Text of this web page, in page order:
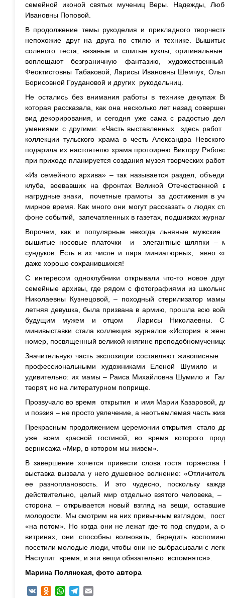
семейной иконой святых мучениц Веры. Надежды,
Ивановны Поповой.
В продолжение темы рукоделия и прикладного
непохожие друг на друга по стилю и технике.
соленого теста, вязаные и сшитые куклы,
воплощают безграничную фантазию,
Феоктистовны Табаковой, Ларисы Ивановны Шемчук,
Борисовной Грудановой и других рукодельниц.
Не остались без внимания работы в технике декупаж
которая рассказала, как она несколько лет назад
вид декорирования, и сегодня уже сама с радостью
умениями с другими: «Часть выставленных здесь
коллекции тульского храма в честь Александра
подарила их настоятелю храма протоирею Виктору
при приходе планируется создания музея творческих
«Из семейного архива» – так называется раздел,
клуба, воевавших на фронтах Великой
нагрудные знаки, почетные грамоты за достижения в
мирное время. Как много они могут рассказать о людях
фоне событий, запечатленных в газетах, подшивках
Впрочем, как и популярные некогда льняные
вышитые носовые платочки и элегантные шляпки –
сундуков. Есть в их числе и пара миниатюрных, явно
даже хорошо сохранившихся!
С интересом одноклубники открывали что-то новое
семейные архивы, где рядом с фотографиями из
Николаевны Кузнецовой, – походный стерилизатор
летняя девушка, была призвана в армию, прошла всю
будущим мужем и отцом Ларисы Николаевны.
минивыставки стала коллекция журналов «История в
номер, посвященный великой княгине
Значительную часть экспозиции составляют
профессиональными художниками Еленой Шумило
удивительно: их мамы – Раиса Михайловна Шумило и
творят, но на литературном поприще.
Прозвучало во время открытия и имя Марии Казаровой,
и поэзия – не просто увлечение, а неотъемлемая часть
Прекрасным продолжением церемонии открытия стало
уже всем красной гостиной, во время которого
вернисажа «Мир, в котором мы живем».
В завершение хочется привести слова гостя
выставка вызвала у него душевное волнение:
ее разноплановость. И это чудесно, поскольку
действительно, целый мир отдельно взятого человека,
сторона – открывается новый взгляд на вещи,
молодости. Мы смотрим на них привычным взглядом,
«на потом». Но когда они не лежат где-то под спудом, а
витринах, они способны волновать, бередить
посетили молодые люди, чтобы они не выбрасывали с
Наступит время, и эти вещи обязательно вспомнятся».
Марина Полянская, фото автора
VK Odnoklassniki
WhatsAppTelegram